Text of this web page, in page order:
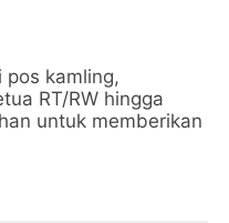
pos kamling,
RT/RW hingga
untuk memberikan